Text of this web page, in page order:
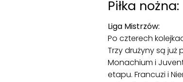
Piłka nożna:
Liga Mistrzów:
Po czterech
Trzy drużyny są już
Monachium i
etapu. Francuzi i